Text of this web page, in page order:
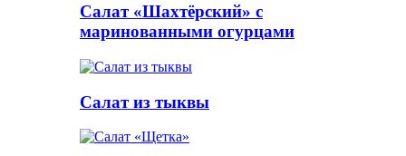
Салат «Шахтёрский» с
маринованными огурцами
Салат из тыквы